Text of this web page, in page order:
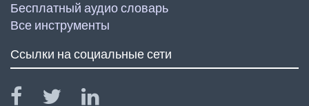
Бесплатный аудио словарь
Все инструменты
Ссылки на социальные сети